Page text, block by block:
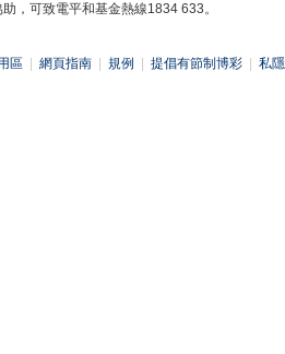
，可致電平和基金熱線1834 633。
區 網頁指南 規例 提倡有節制博彩 私